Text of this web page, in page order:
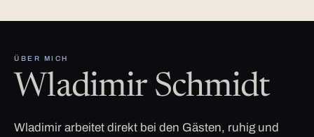
ÜBER MICH
Wladimir Schmidt
Wladimir arbeitet direkt bei den Gästen, ruhig und